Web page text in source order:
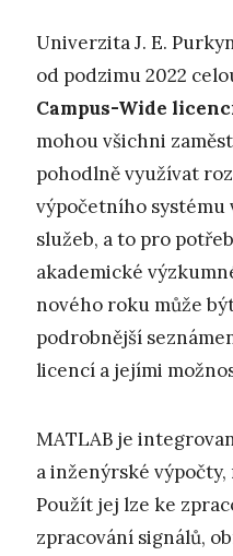
Univerzita J. E.
od podzimu 2022
Campus-Wide
mohou všichni
pohodlně využívat
výpočetního systému
služeb, a to pro
akademické
nového roku může
podrobnější
licencí a jejími
MATLAB je
a inženýrské
Použít jej lze ke
zpracování signálů,